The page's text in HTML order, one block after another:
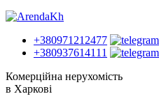
+380971212477
+380937614111
Комерційна нерухомість
в Харкові